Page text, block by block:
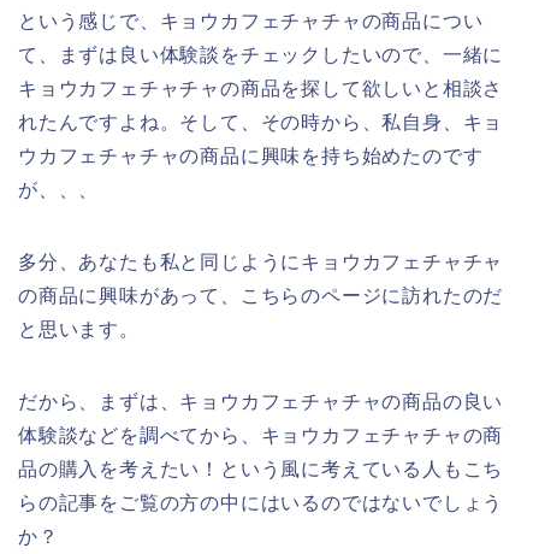
という感じで、キョウカフェチャチャの商品につい
て、まずは良い体験談をチェックしたいので、一緒に
キョウカフェチャチャの商品を探して欲しいと相談さ
れたんですよね。そして、その時から、私自身、キョ
ウカフェチャチャの商品に興味を持ち始めたのです
が、、、
多分、あなたも私と同じようにキョウカフェチャチャ
の商品に興味があって、こちらのページに訪れたのだ
と思います。
だから、まずは、キョウカフェチャチャの商品の良い
体験談などを調べてから、キョウカフェチャチャの商
品の購入を考えたい！という風に考えている人もこち
らの記事をご覧の方の中にはいるのではないでしょう
か？